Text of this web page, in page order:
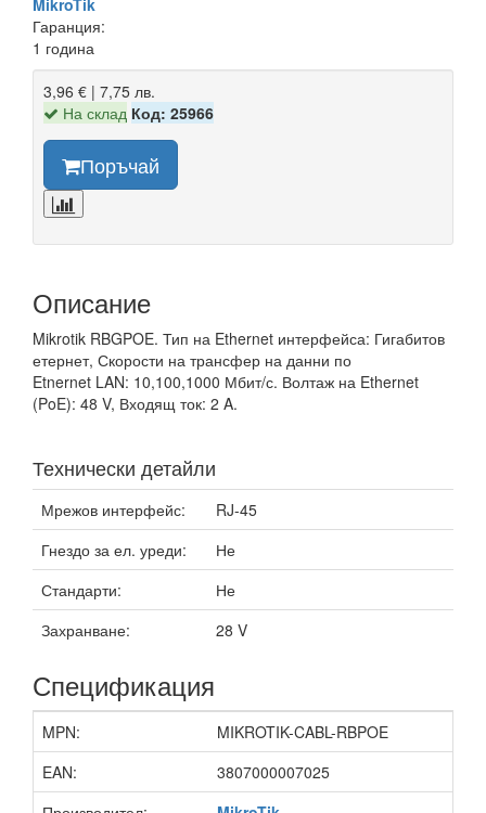
MikroTik
Гаранция:
1 година
3,96 € | 7,75 лв.
На склад Код: 25966
Поръчай
Описание
Mikrotik RBGPOE. Тип на Ethernet интерфейса: Гигабитов
етернет, Скорости на трансфер на данни по
Etnernet LAN: 10,100,1000 Мбит/с. Волтаж на Ethernet
(PoE): 48 V, Входящ ток: 2 A.
Технически детайли
Мрежов интерфейс:
RJ-45
Гнездо за ел. уреди:
Не
Стандарти:
Не
Захранване:
28 V
Спецификация
MPN:
MIKROTIK-CABL-RBPOE
EAN:
3807000007025